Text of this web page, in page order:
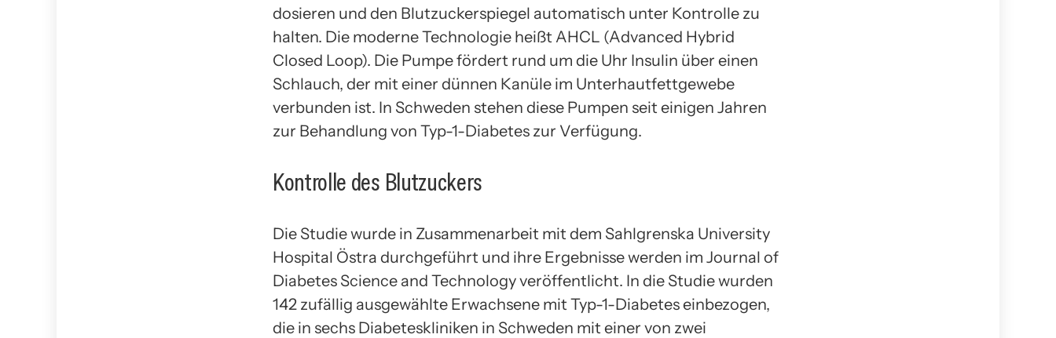
dosieren und den Blutzuckerspiegel automatisch unter Kontrolle zu
halten. Die moderne Technologie heißt AHCL (Advanced Hybrid
Closed Loop). Die Pumpe fördert rund um die Uhr Insulin über einen
Schlauch, der mit einer dünnen Kanüle im Unterhautfettgewebe
verbunden ist. In Schweden stehen diese Pumpen seit einigen Jahren
zur Behandlung von Typ-1-Diabetes zur Verfügung.
Kontrolle des Blutzuckers
Die Studie wurde in Zusammenarbeit mit dem Sahlgrenska University
Hospital Östra durchgeführt und ihre Ergebnisse werden im Journal of
Diabetes Science and Technology veröffentlicht. In die Studie wurden
142 zufällig ausgewählte Erwachsene mit Typ-1-Diabetes einbezogen,
die in sechs Diabeteskliniken in Schweden mit einer von zwei